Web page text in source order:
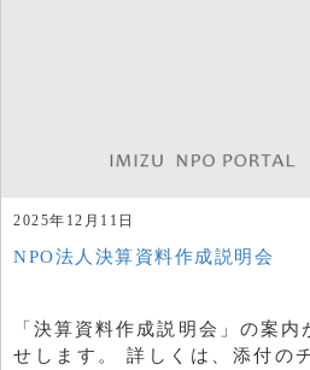
2025年12月11日
NPO法人決算資料作成説明会
「決算資料作成説明会」の案
せします。 詳しくは、添付の